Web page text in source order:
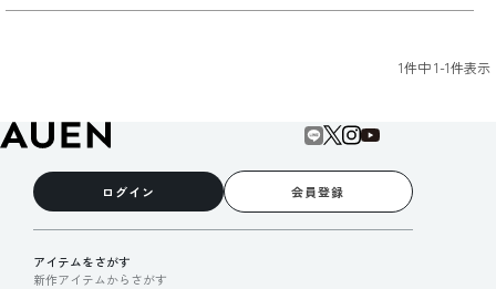
1件中1-1件表示
ログイン 会員登録
アイテムをさがす
新作アイテムからさがす